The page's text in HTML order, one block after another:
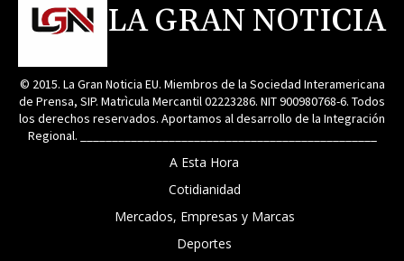
LA GRAN NOTICIA
© 2015. La Gran Noticia EU. Miembros de la Sociedad Interamericana
de Prensa, SIP. Matrìcula Mercantil 02223286. NIT 900980768-6. Todos
los derechos reservados. Aportamos al desarrollo de la Integración
Regional. _______________________________________________
A Esta Hora
Cotidianidad
Mercados, Empresas y Marcas
Deportes